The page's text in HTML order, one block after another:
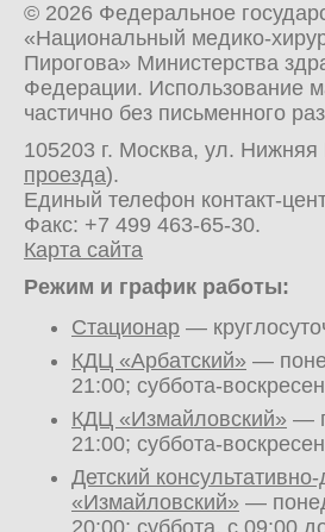
© 2026 Федеральное
«Национальный медико-
Пирогова» Министерства
Федерации. Использование
частично без письменного
105203 г. Москва, ул.
проезда).
Единый телефон контакт-
Факс: +7 499 463-65-30.
Карта сайта
Режим и график работы:
Стационар —
КДЦ «Арбатский» —
21:00; суббота-
КДЦ «Измайловский» —
21:00; суббота-
Детский
«Измайловский» —
20:00; суббота, с 09:00